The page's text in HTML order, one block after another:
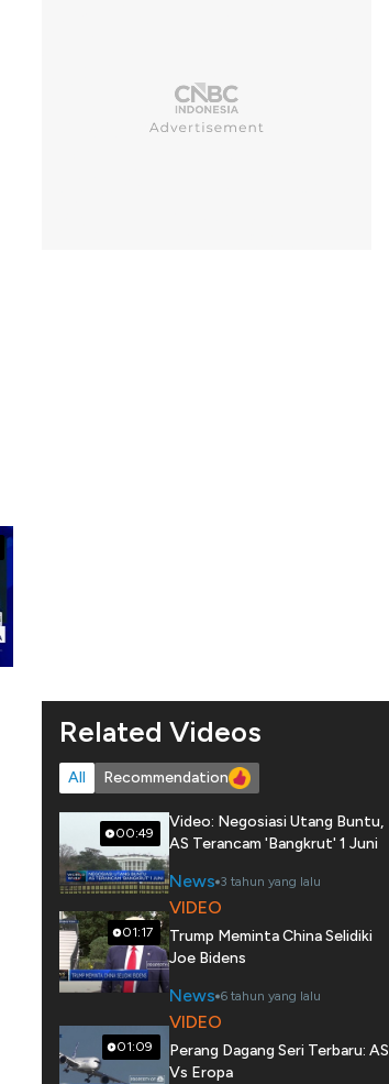
Related Videos
All Recommendation
00:49
Video: Negosiasi Utang Buntu,
AS Terancam 'Bangkrut' 1 Juni
News 3 tahun yang lalu
01:17
VIDEO
Trump Meminta China Selidiki
Joe Bidens
News 6 tahun yang lalu
01:09
VIDEO
Perang Dagang Seri Terbaru: AS
Vs Eropa